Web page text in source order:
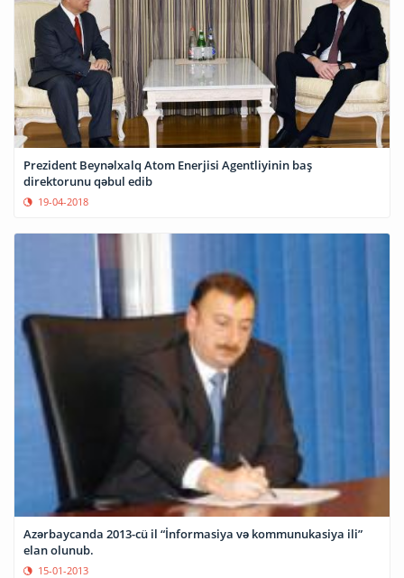
Prezident Beynəlxalq Atom Enerjisi Agentliyinin baş
direktorunu qəbul edib
19-04-2018
Azərbaycanda 2013-cü il “İnformasiya və kommunukasiya ili”
elan olunub.
15-01-2013